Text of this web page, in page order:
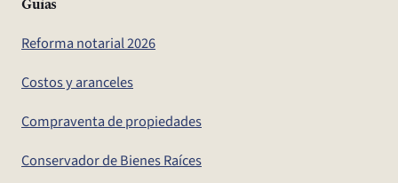
Guías
Reforma notarial 2026
Costos y aranceles
Compraventa de propiedades
Conservador de Bienes Raíces